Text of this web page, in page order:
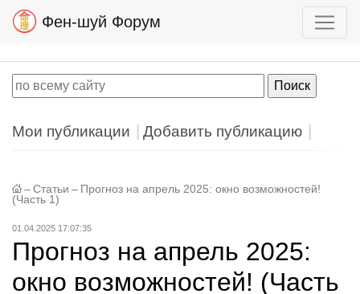
Фен-шуй Форум
Мои публикации Добавить публикацию
– Статьи – Прогноз на апрель 2025: окно возможностей!
(Часть 1)
01.04.2025 17:07:35
Прогноз на апрель 2025:
окно возможностей! (Часть